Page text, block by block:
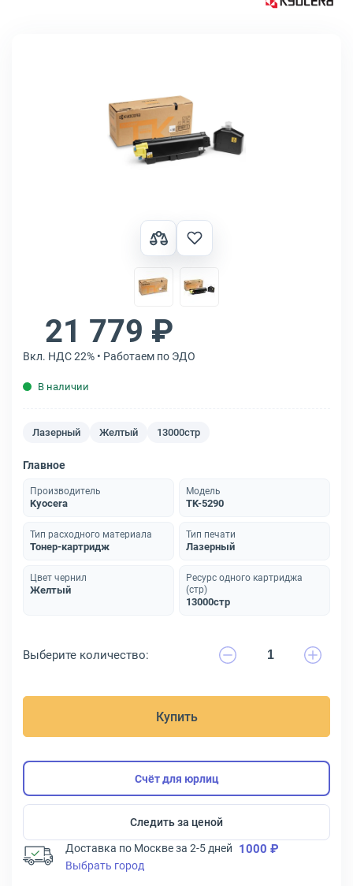
21 779 ₽
Вкл. НДС 22% • Работаем по ЭДО
В наличии
Лазерный Желтый 13000стр
Главное
Производитель
Kyocera
Модель
TK-5290
Тип расходного материала
Тонер-картридж
Тип печати
Лазерный
Цвет чернил
Желтый
Ресурс одного картриджа
(стр)
13000стр
Выберите количество:
Купить
Счёт для юрлиц
Следить за ценой
Доставка по Москве за 2-5 дней 1000 ₽
Выбрать город